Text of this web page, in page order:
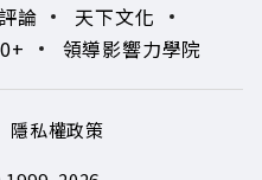
析這場台灣史上最大規模的
進！台灣憑什麼挑戰亞太
式ETF與被動平衡型ETF如
代」魔咒，如何靠信託鬆
一週年！如何打造在地財
論
天下文化
領導影響力學院
隱私權政策